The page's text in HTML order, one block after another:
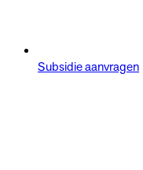
Subsidie aanvragen